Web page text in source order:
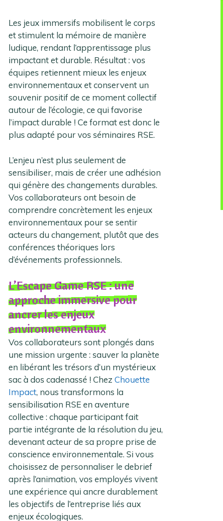
Les jeux immersifs mobilisent le corps
et stimulent la mémoire de manière
ludique, rendant l’apprentissage plus
impactant et durable. Résultat : vos
équipes retiennent mieux les enjeux
environnementaux et conservent un
souvenir positif de ce moment collectif
autour de l’écologie, ce qui favorise
l’impact durable ! Ce format est donc le
plus adapté pour vos séminaires RSE.
L’enjeu n’est plus seulement de
sensibiliser, mais de créer une adhésion
qui génère des changements durables.
Vos collaborateurs ont besoin de
comprendre concrètement les enjeux
environnementaux pour se sentir
acteurs du changement, plutôt que des
conférences théoriques lors
d’événements professionnels.
L’Escape Game RSE : une
approche immersive pour
ancrer les enjeux
environnementaux
Vos collaborateurs sont plongés dans
une mission urgente : sauver la planète
en libérant les trésors d’un mystérieux
sac à dos cadenassé ! ChezChouette
Impact, nous transformons la
sensibilisation RSE en aventure
collective : chaque participant fait
partie intégrante de la résolution du jeu,
devenant acteur de sa propre prise de
conscience environnementale. Si vous
choisissez de personnaliser le debrief
après l’animation, vos employés vivent
une expérience qui ancre durablement
les objectifs de l’entreprise liés aux
enjeux écologiques.